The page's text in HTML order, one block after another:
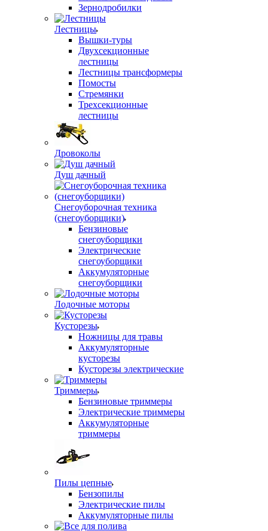
Зернодробилки
Лестницы
Вышки-туры
Двухсекционные
лестницы
Лестницы трансформеры
Помосты
Стремянки
Трехсекционные
лестницы
Дровоколы
Душ дачный
Снегоуборочная техника
(снегоуборщики)
Бензиновые
снегоуборщики
Электрические
снегоуборщики
Аккумуляторные
снегоуборщики
Лодочные моторы
Кусторезы
Ножницы для травы
Аккумуляторные
кусторезы
Кусторезы электрические
Триммеры
Бензиновые триммеры
Электрические триммеры
Аккумуляторные
триммеры
Пилы цепные
Бензопилы
Электрические пилы
Аккумуляторные пилы